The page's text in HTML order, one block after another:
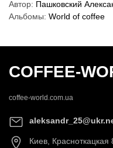
Автор: Пашковский
Альбомы: World of coffee
COFFEE-
coffee-world.com.ua
Киев